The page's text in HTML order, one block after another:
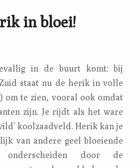
in bloei!
in de buurt komt: bij
staat nu de herik in volle
om te zien, vooral ook omdat
zijn. Je rijdt als het ware
koolzaadveld. Herik kan je
van andere geel bloeiende
onderscheiden door de